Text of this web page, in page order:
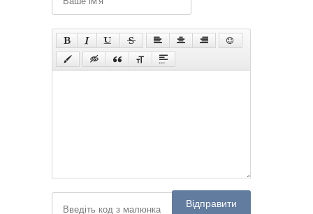
Відправити